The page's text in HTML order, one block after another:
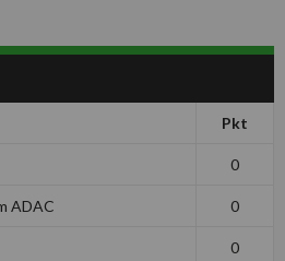
Pkt
0
ADAC 0
0